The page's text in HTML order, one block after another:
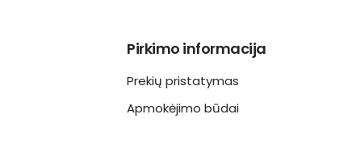
Pirkimo informacija
Prekių pristatymas
Apmokėjimo būdai